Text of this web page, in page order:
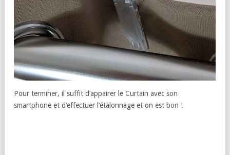
Pour terminer, il suffit d’appairer le Curtain avec son
smartphone et d’effectuer l’étalonnage et on est bon !